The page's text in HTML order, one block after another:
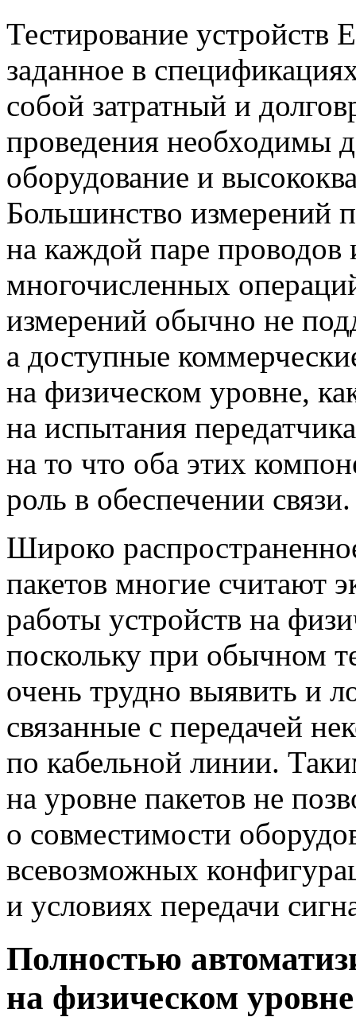
Тестирование устройств
заданное в
собой затратный и
проведения необходимы
оборудование и
Большинство измерений
на каждой паре
многочисленных
измерений обычно не
а доступные
на физическом уровне,
на испытания
на то что оба этих
роль в обеспечении связи.
Широко
пакетов многие считают
работы устройств на
поскольку при обычном
очень трудно выявить и
связанные с передачей
по кабельной линии.
на уровне пакетов не
о совместимости
всевозможных
и условиях передачи
Полностью
на физическом уровне